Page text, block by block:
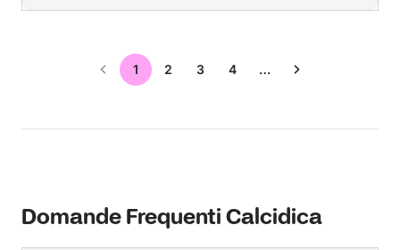
1 2 3 4 …
Domande Frequenti Calcidica